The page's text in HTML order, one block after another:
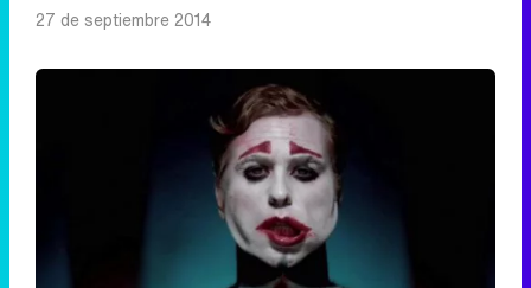
27 de septiembre 2014